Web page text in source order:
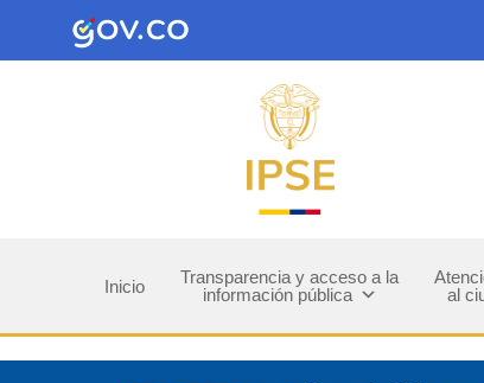
Inicio
Transparencia y acceso a la
información pública
al